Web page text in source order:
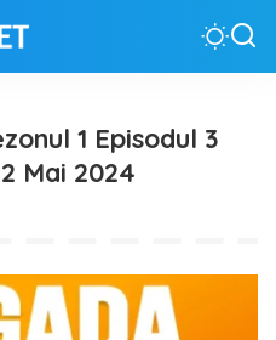
1 Episodul 3
Mai 2024